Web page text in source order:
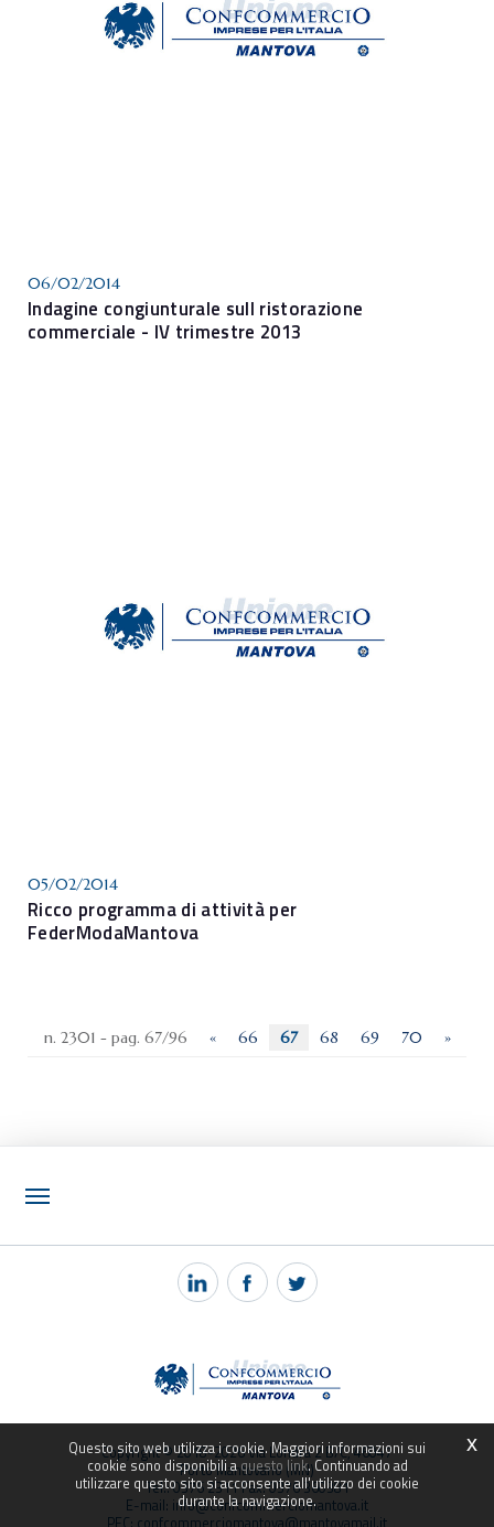
06/02/2014
Indagine congiunturale sull ristorazione
commerciale - IV trimestre 2013
05/02/2014
Ricco programma di attività per
FederModaMantova
n. 2301 - pag. 67/96 « 66 67 68 69 70 »
NOTIZIE
PEC MANTOVA MAIL
Copyright © 2018-2026 Via Londra 2 B/C, 46047
Porto Mantovano (MN)
Tel.: 0376 2311 Fax: 0376 360381
E-mail: info@confcommerciomantova.it
x
Questo sito web utilizza i cookie. Maggiori informazioni sui
cookie sono disponibili aquesto link. Continuando ad
utilizzare questo sito si acconsente all'utilizzo dei cookie
durante la navigazione.